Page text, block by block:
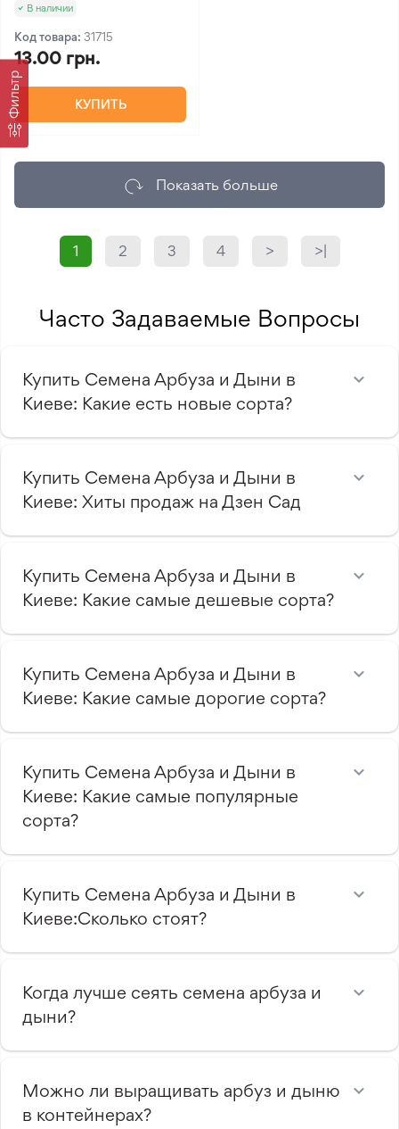
Фильтр
В наличии
Код товара: 31715
13.00 грн.
КУПИТЬ
Показать больше
1 2 3 4 > >|
Часто Задаваемые Вопросы
Купить Семена Арбуза и Дыни в
Киеве: Какие есть новые сорта?
Купить Семена Арбуза и Дыни в
Киеве: Хиты продаж на Дзен Сад
Купить Семена Арбуза и Дыни в
Киеве: Какие самые дешевые сорта?
Купить Семена Арбуза и Дыни в
Киеве: Какие самые дорогие сорта?
Купить Семена Арбуза и Дыни в
Киеве: Какие самые популярные
сорта?
Купить Семена Арбуза и Дыни в
Киеве:Сколько стоят?
Когда лучше сеять семена арбуза и
дыни?
Можно ли выращивать арбуз и дыню
в контейнерах?